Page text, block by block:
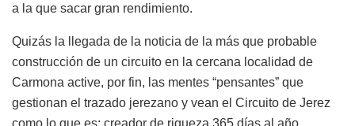
a la que sacar gran rendimiento.
Quizás la llegada de la noticia de la más que probable
construcción de un circuito en la cercana localidad de
Carmona active, por fin, las mentes “pensantes” que
gestionan el trazado jerezano y vean el Circuito de Jerez
como lo que es: creador de riqueza 365 días al año.